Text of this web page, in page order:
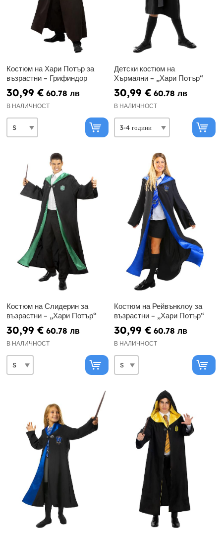
Костюм на Хари Потър за
възрастни – Грифиндор
30,99 € 60.78 лв
В НАЛИЧНОСТ
Детски костюм на
Хърмаяни – „Хари Потър“
30,99 € 60.78 лв
В НАЛИЧНОСТ
Костюм на Слидерин за
възрастни – „Хари Потър“
30,99 € 60.78 лв
В НАЛИЧНОСТ
Костюм на Рейвънклоу за
възрастни – „Хари Потър“
30,99 € 60.78 лв
В НАЛИЧНОСТ